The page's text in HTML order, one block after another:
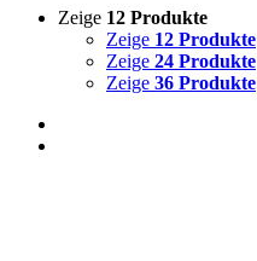
Zeige 12 Produkte
Zeige 12 Produkte
Zeige 24 Produkte
Zeige 36 Produkte